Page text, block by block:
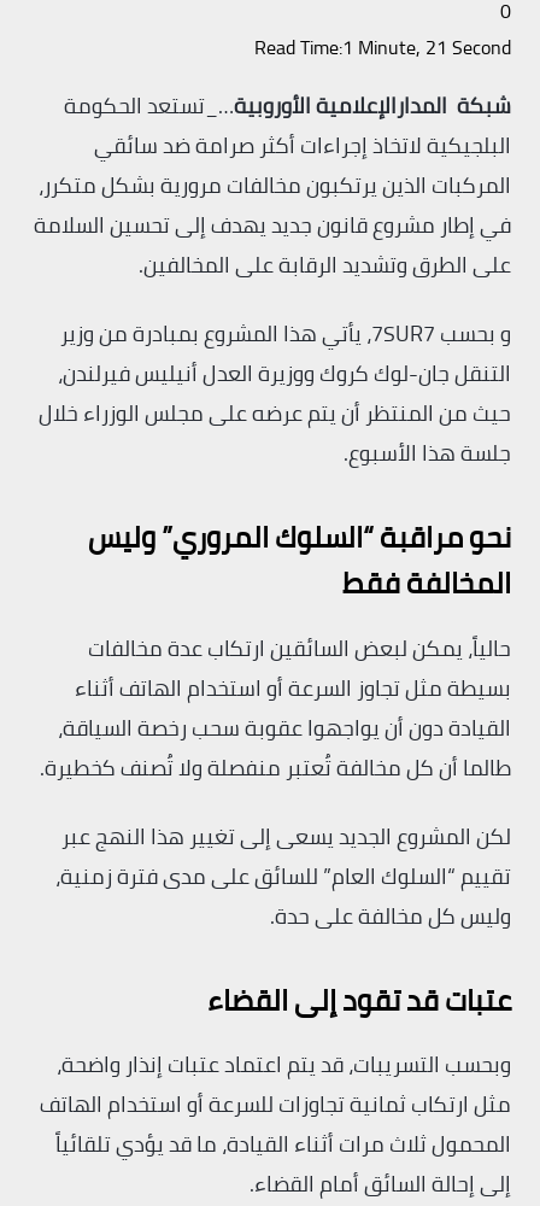
0
Read Time:1 Minute, 21 Second
شبكة المدارالإعلامية الأوروبية…_تستعد الحكومة
البلجيكية لاتخاذ إجراءات أكثر صرامة ضد سائقي
المركبات الذين يرتكبون مخالفات مرورية بشكل متكرر،
في إطار مشروع قانون جديد يهدف إلى تحسين السلامة
على الطرق وتشديد الرقابة على المخالفين.
و بحسب 7SUR7، يأتي هذا المشروع بمبادرة من وزير
التنقل جان-لوك كروك ووزيرة العدل أنيليس فيرلندن،
حيث من المنتظر أن يتم عرضه على مجلس الوزراء خلال
جلسة هذا الأسبوع.
نحو مراقبة “السلوك المروري” وليس
المخالفة فقط
حالياً، يمكن لبعض السائقين ارتكاب عدة مخالفات
بسيطة مثل تجاوز السرعة أو استخدام الهاتف أثناء
القيادة دون أن يواجهوا عقوبة سحب رخصة السياقة،
طالما أن كل مخالفة تُعتبر منفصلة ولا تُصنف كخطيرة.
لكن المشروع الجديد يسعى إلى تغيير هذا النهج عبر
تقييم “السلوك العام” للسائق على مدى فترة زمنية،
وليس كل مخالفة على حدة.
عتبات قد تقود إلى القضاء
وبحسب التسريبات، قد يتم اعتماد عتبات إنذار واضحة،
مثل ارتكاب ثمانية تجاوزات للسرعة أو استخدام الهاتف
المحمول ثلاث مرات أثناء القيادة، ما قد يؤدي تلقائياً
إلى إحالة السائق أمام القضاء.